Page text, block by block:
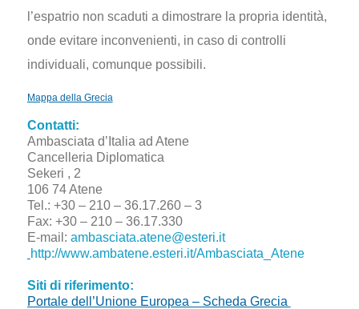
l’espatrio non scaduti a dimostrare la propria identità,
onde evitare inconvenienti, in caso di controlli
individuali, comunque possibili.
Mappa della Grecia
Contatti:
Ambasciata d’Italia ad Atene
Cancelleria Diplomatica
Sekeri , 2
106 74 Atene
Tel.: +30 – 210 – 36.17.260 – 3
Fax: +30 – 210 – 36.17.330
E-mail: ambasciata.atene@esteri.it
http://www.ambatene.esteri.it/Ambasciata_Atene
Siti di riferimento:
Portale dell’Unione Europea – Scheda Grecia